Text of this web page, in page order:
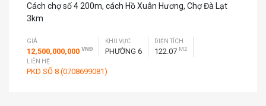
Cách chợ số 4 200m, cách Hồ Xuân Hương, Chợ Đà Lạt
3km
GIÁ
12,500,000,000 VNĐ
KHU VỰC
PHƯỜNG 6
DIỆN TÍCH
122.07 M2
LIÊN HỆ
PKD SỐ 8 (0708699081)